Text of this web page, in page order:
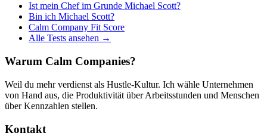
Ist mein Chef im Grunde Michael Scott?
Bin ich Michael Scott?
Calm Company Fit Score
Alle Tests ansehen →
Warum Calm Companies?
Weil du mehr verdienst als Hustle-Kultur. Ich wähle Unternehmen
von Hand aus, die Produktivität über Arbeitsstunden und Menschen
über Kennzahlen stellen.
Kontakt